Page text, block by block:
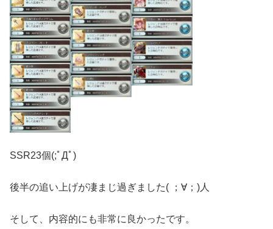
SSR23個(;ﾟДﾟ)
後半の追い上げが凄まじ過ぎました( ；∀；)人
そして、内容的にも非常に良かったです。